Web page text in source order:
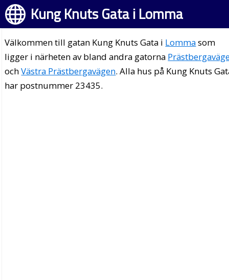
Kung Knuts Gata i Lomma
Välkommen till gatan Kung Knuts Gata i Lommasom
ligger i närheten av bland andra gatorna
ochVästra Prästbergavägen. Alla hus på Kung Knuts
har postnummer 23435.